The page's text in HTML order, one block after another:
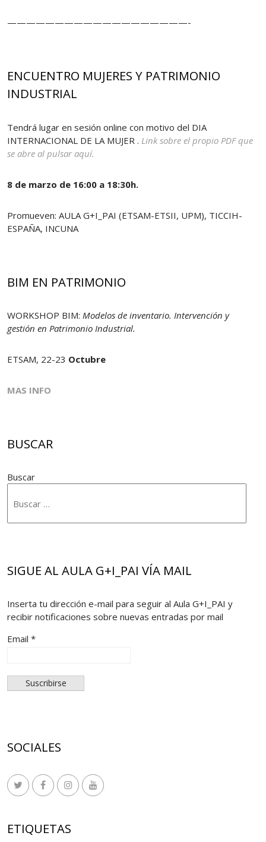
———————————————————-
ENCUENTRO MUJERES Y PATRIMONIO
INDUSTRIAL
Tendrá lugar en sesión online con motivo del DIA
INTERNACIONAL DE LA MUJER . Link sobre el propio PDF que
se abre al pulsar aquí.
8 de marzo de 16:00 a 18:30h.
Promueven: AULA G+I_PAI (ETSAM-ETSII, UPM), TICCIH-
ESPAÑA, INCUNA
BIM EN PATRIMONIO
WORKSHOP BIM: Modelos de inventario. Intervención y
gestión en Patrimonio Industrial.
ETSAM, 22-23 Octubre
MAS INFO
BUSCAR
Buscar
SIGUE AL AULA G+I_PAI VÍA MAIL
Inserta tu dirección e-mail para seguir al Aula G+I_PAI y
recibir notificaciones sobre nuevas entradas por mail
Email *
SOCIALES
ETIQUETAS